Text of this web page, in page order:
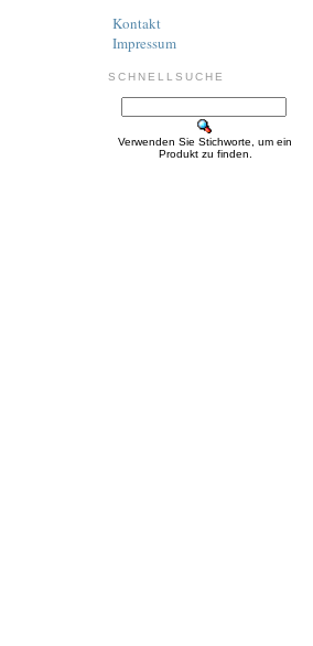
Kontakt
Impressum
SCHNELLSUCHE
Verwenden Sie Stichworte, um ein
Produkt zu finden.